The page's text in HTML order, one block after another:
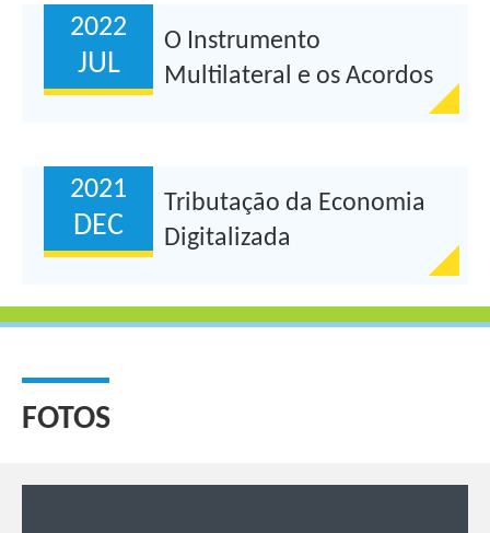
2022
JUL
O Instrumento
Multilateral e os Acordos
2021
DEC
Tributação da Economia
Digitalizada
FOTOS